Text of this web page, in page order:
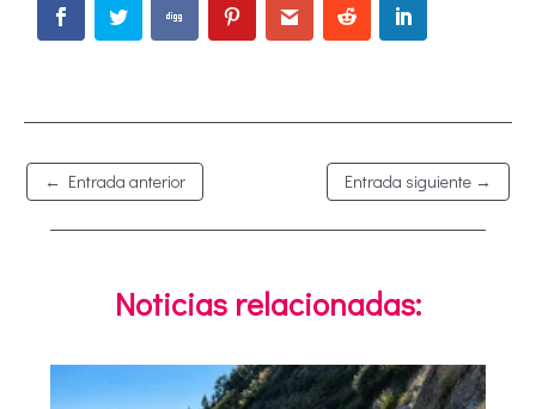
← Entrada anterior Entrada siguiente →
Noticias relacionadas: